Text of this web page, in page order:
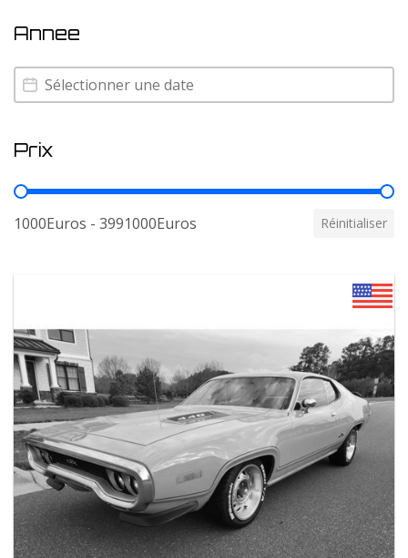
Annee
Annee
Annee
Prix
Prix
1000Euros - 3991000Euros Réinitialiser